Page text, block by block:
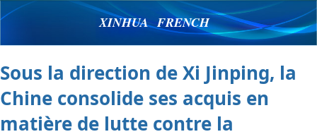
XINHUA FRENCH
Sous la direction de Xi Jinping, la
Chine consolide ses acquis en
matière de lutte contre la